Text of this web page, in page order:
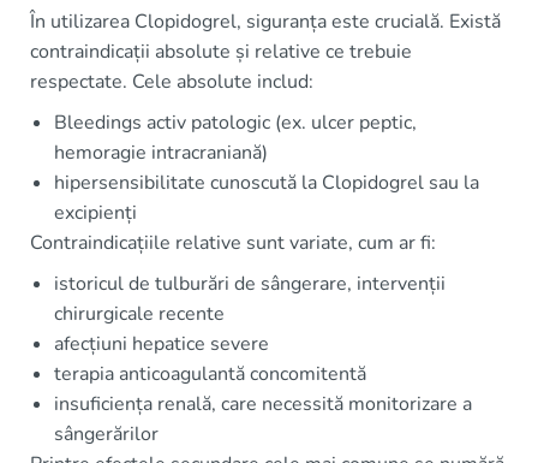
În utilizarea Clopidogrel, siguranța este crucială. Există
contraindicații absolute și relative ce trebuie
respectate. Cele absolute includ:
Bleedings activ patologic (ex. ulcer peptic,
hemoragie intracraniană)
hipersensibilitate cunoscută la Clopidogrel sau la
excipienți
Contraindicațiile relative sunt variate, cum ar fi:
istoricul de tulburări de sângerare, intervenții
chirurgicale recente
afecțiuni hepatice severe
terapia anticoagulantă concomitentă
insuficiența renală, care necessită monitorizare a
sângerărilor